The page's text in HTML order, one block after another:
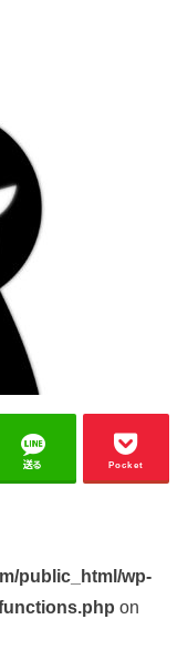
送る Pocket
public_html/wp-
on